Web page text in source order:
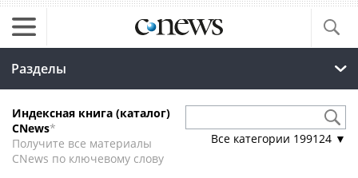
Разделы
Индексная книга (каталог)
CNews*
Получите все материалы
CNews по ключевому слову
Все категории 199124 ▼